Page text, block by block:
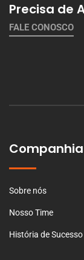
Precisa de
FALE CONOSCO
Companhia
Sobre nós
Nosso Time
História de Sucesso